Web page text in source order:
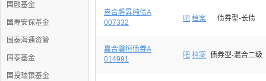
国融基金
国寿安保基金
国泰海通资管
国泰基金
国投瑞银基金
嘉合磐昇纯债A
007332
吧 档案 债券型-长债
嘉合磐恒债券A
014991
吧 档案 债券型-混合二级